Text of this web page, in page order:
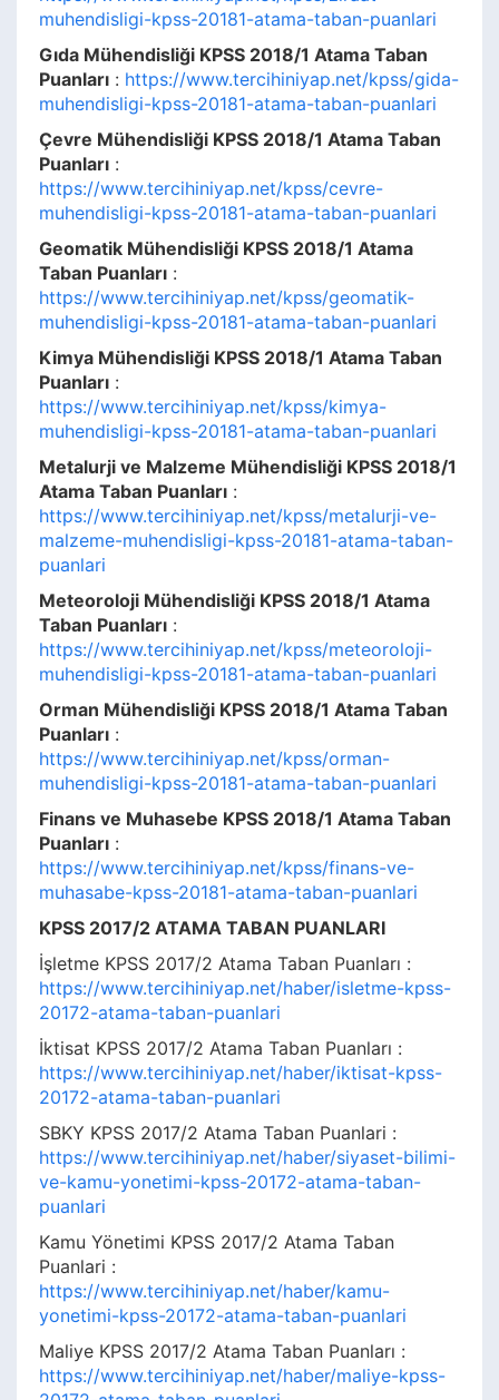
muhendisligi-kpss-20181-atama-taban-puanlari
Gıda Mühendisliği KPSS 2018/1 Atama Taban
Puanları : https://www.tercihiniyap.net/kpss/gida-
muhendisligi-kpss-20181-atama-taban-puanlari
Çevre Mühendisliği KPSS 2018/1 Atama Taban
Puanları :
https://www.tercihiniyap.net/kpss/cevre-
muhendisligi-kpss-20181-atama-taban-puanlari
Geomatik Mühendisliği KPSS 2018/1 Atama
Taban Puanları :
https://www.tercihiniyap.net/kpss/geomatik-
muhendisligi-kpss-20181-atama-taban-puanlari
Kimya Mühendisliği KPSS 2018/1 Atama Taban
Puanları :
https://www.tercihiniyap.net/kpss/kimya-
muhendisligi-kpss-20181-atama-taban-puanlari
Metalurji ve Malzeme Mühendisliği KPSS 2018/1
Atama Taban Puanları :
https://www.tercihiniyap.net/kpss/metalurji-ve-
malzeme-muhendisligi-kpss-20181-atama-taban-
puanlari
Meteoroloji Mühendisliği KPSS 2018/1 Atama
Taban Puanları :
https://www.tercihiniyap.net/kpss/meteoroloji-
muhendisligi-kpss-20181-atama-taban-puanlari
Orman Mühendisliği KPSS 2018/1 Atama Taban
Puanları :
https://www.tercihiniyap.net/kpss/orman-
muhendisligi-kpss-20181-atama-taban-puanlari
Finans ve Muhasebe KPSS 2018/1 Atama Taban
Puanları :
https://www.tercihiniyap.net/kpss/finans-ve-
muhasabe-kpss-20181-atama-taban-puanlari
KPSS 2017/2 ATAMA TABAN PUANLARI
İşletme KPSS 2017/2 Atama Taban Puanları :
https://www.tercihiniyap.net/haber/isletme-kpss-
20172-atama-taban-puanlari
İktisat KPSS 2017/2 Atama Taban Puanları :
https://www.tercihiniyap.net/haber/iktisat-kpss-
20172-atama-taban-puanlari
SBKY KPSS 2017/2 Atama Taban Puanlari :
https://www.tercihiniyap.net/haber/siyaset-bilimi-
ve-kamu-yonetimi-kpss-20172-atama-taban-
puanlari
Kamu Yönetimi KPSS 2017/2 Atama Taban
Puanlari :
https://www.tercihiniyap.net/haber/kamu-
yonetimi-kpss-20172-atama-taban-puanlari
Maliye KPSS 2017/2 Atama Taban Puanları :
https://www.tercihiniyap.net/haber/maliye-kpss-